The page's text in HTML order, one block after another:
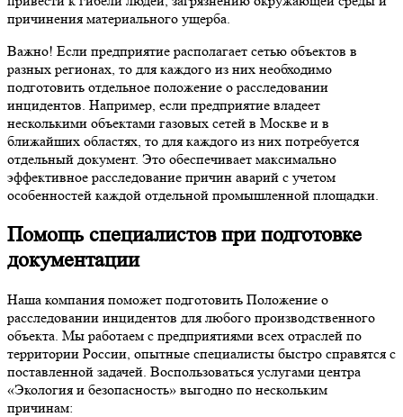
причинения материального ущерба.
Важно! Если предприятие располагает сетью объектов в
разных регионах, то для каждого из них необходимо
подготовить отдельное положение о расследовании
инцидентов. Например, если предприятие владеет
несколькими объектами газовых сетей в Москве и в
ближайших областях, то для каждого из них потребуется
отдельный документ. Это обеспечивает максимально
эффективное расследование причин аварий с учетом
особенностей каждой отдельной промышленной площадки.
Помощь специалистов при подготовке
документации
Наша компания поможет подготовить Положение о
расследовании инцидентов для любого производственного
объекта. Мы работаем с предприятиями всех отраслей по
территории России, опытные специалисты быстро справятся с
поставленной задачей. Воспользоваться услугами центра
«Экология и безопасность» выгодно по нескольким
причинам: